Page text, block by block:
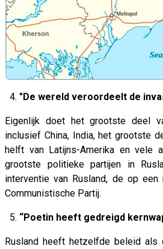
4. "De wereld veroordeelt de
Eigenlijk doet het grootste deel
inclusief China, India, het grootste
helft van Latijns-Amerika en vele
grootste politieke partijen in
interventie van Rusland, de op
Communistische Partij.
5. “Poetin heeft gedreigd
Rusland heeft hetzelfde beleid als